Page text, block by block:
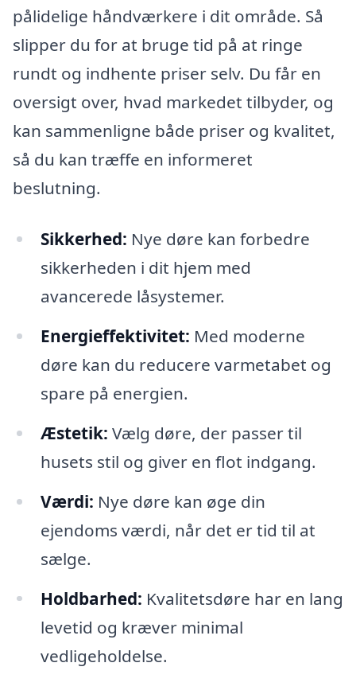
pålidelige håndværkere i dit område. Så
slipper du for at bruge tid på at ringe
rundt og indhente priser selv. Du får en
oversigt over, hvad markedet tilbyder, og
kan sammenligne både priser og kvalitet,
så du kan træffe en informeret
beslutning.
Sikkerhed: Nye døre kan forbedre
sikkerheden i dit hjem med
avancerede låsystemer.
Energieffektivitet: Med moderne
døre kan du reducere varmetabet og
spare på energien.
Æstetik: Vælg døre, der passer til
husets stil og giver en flot indgang.
Værdi: Nye døre kan øge din
ejendoms værdi, når det er tid til at
sælge.
Holdbarhed: Kvalitetsdøre har en lang
levetid og kræver minimal
vedligeholdelse.